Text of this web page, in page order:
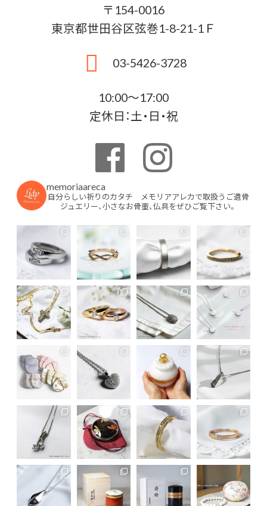
〒154-0016
東京都世田谷区弦巻1-8-21-1Ｆ
03-5426-3728
10:00〜17:00
定休日：土・日・祝
memoriaareca
自分らしい祈りのカタチ メモリアアレカで取扱うご遺骨
ジュエリー、小さなお骨壷、仏具をぜひご覧下さい。